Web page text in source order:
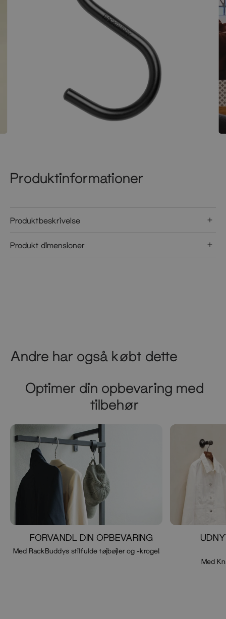
Produktinformationer
Produktbeskrivelse
Produkt dimensioner
Andre har også købt dette
Optimer din opbevaring med
tilbehør
Med RackBuddys stilfulde tøjbøjler og -kroge!
FORVANDL DIN OPBEVARING
Med